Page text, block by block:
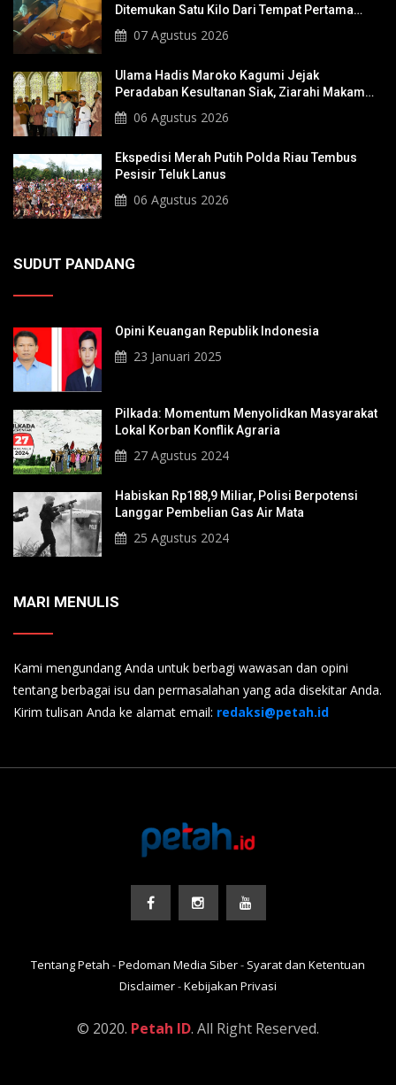
Ditemukan Satu Kilo Dari Tempat Pertama
Tenggelam
07 Agustus 2026
Ulama Hadis Maroko Kagumi Jejak
Peradaban Kesultanan Siak, Ziarahi Makam
Sultan Hingga Pendiri Pekanbaru
06 Agustus 2026
Ekspedisi Merah Putih Polda Riau Tembus
Pesisir Teluk Lanus
06 Agustus 2026
SUDUT PANDANG
Opini Keuangan Republik Indonesia
23 Januari 2025
Pilkada: Momentum Menyolidkan Masyarakat
Lokal Korban Konflik Agraria
27 Agustus 2024
Habiskan Rp188,9 Miliar, Polisi Berpotensi
Langgar Pembelian Gas Air Mata
25 Agustus 2024
MARI MENULIS
Kami mengundang Anda untuk berbagi wawasan dan opini
tentang berbagai isu dan permasalahan yang ada disekitar Anda.
Kirim tulisan Anda ke alamat email: redaksi@petah.id
Tentang Petah -Pedoman Media Siber- Syarat dan Ketentuan
Disclaimer-Kebijakan Privasi
© 2020. Petah ID. All Right Reserved.